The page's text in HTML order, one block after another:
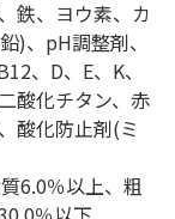
鉄、ヨウ素、カ
)、pH調整剤、
、D、E、K、
酸化チタン、赤
酸化防止剤(ミ
6.0％以上、粗